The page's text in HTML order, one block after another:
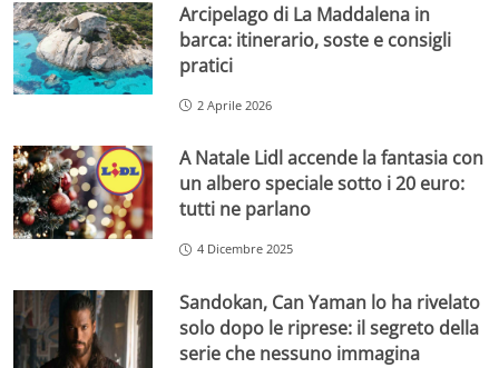
Arcipelago di La Maddalena in
barca: itinerario, soste e consigli
pratici
2 Aprile 2026
A Natale Lidl accende la fantasia con
un albero speciale sotto i 20 euro:
tutti ne parlano
4 Dicembre 2025
Sandokan, Can Yaman lo ha rivelato
solo dopo le riprese: il segreto della
serie che nessuno immagina